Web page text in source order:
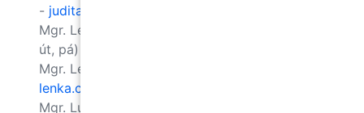
- judita.baumgartnerova@pppbrno.cz
Mgr. Lenka Bínová, speciální pedagožka (po,
út, pá) –
Mgr. Lenka Cupalová, speciální pedagožka -
lenka.cupalova@pppbrno.cz
Mgr. Lucie Čechová, speciální pedagožka -